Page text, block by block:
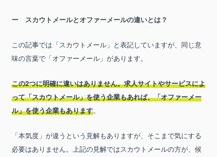
スカウトメールとオファーメールの違いとは？
この記事では「スカウトメール」と表記していますが、同じ意
味の言葉で「オファーメール」があります。
この2つに明確に違いはありません。求人サイトやサービスによ
って「スカウトメール」を使う企業もあれば、「オファーメー
ル」を使う企業もあります。
「本気度」が違うという見解もありますが、そこまで気にする
必要はありません。上記の見解ではスカウトメールの方が、候